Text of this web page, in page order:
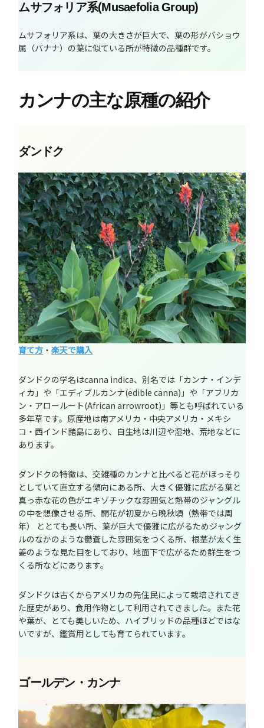
ムサフォリア系(Musaefolia Group)
ムサフォリア系は、葉の大きさが巨大で、葉の形がバショウ
属（バナナ）の葉に似ている所が特徴の品種群です。
カンナの主な原種の紹介
ダンドク
育て方 ・楽天で購入
ダンドクの学名はcanna indica、別名では「カンナ・インデ
ィカ」や「エディブルカンナ(edible canna)」や「アフリカ
ン・アロールート(African arrowroot)」等とも呼ばれている
多年草です。原産地は南アメリカ・中央アメリカ・メキシ
コ・西インド諸島にあり、自生地は川辺や湿地、荒地などに
あります。
ダンドクの特徴は、交雑種のカンナと比べると花がほっそり
としていて直立する傾向にある所、大きく優雅に広がる葉と
真っ赤な花の色がエキゾチックな雰囲気と熱帯のジャングル
の中を想像させる所、開花が初夏から晩秋頃（熱帯では周
年） ととても長い所、葉が巨大で優雅に広がるためジャング
ルのなかのような鬱蒼した雰囲気をつくる所、根茎が太く生
姜のような見た目をしており、地面下で広がるため群生をつ
くる所などにあります。
ダンドクは古くからアメリカの先住民によって栽培されてき
た歴史があり、食用作物として利用されてきました。また花
や葉が、とても美しいため、ハイブリッドの品種ほどではな
いですが、鑑賞用としても育てられています。
ゴールデン・カンナ